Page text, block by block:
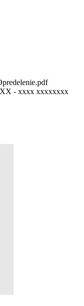
- xxxx xxxxxxxx